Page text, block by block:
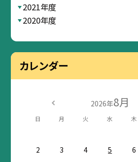
2021年度
2020年度
カレンダー
2026年8月
日 月 火 水 木
2
3 4 5 6